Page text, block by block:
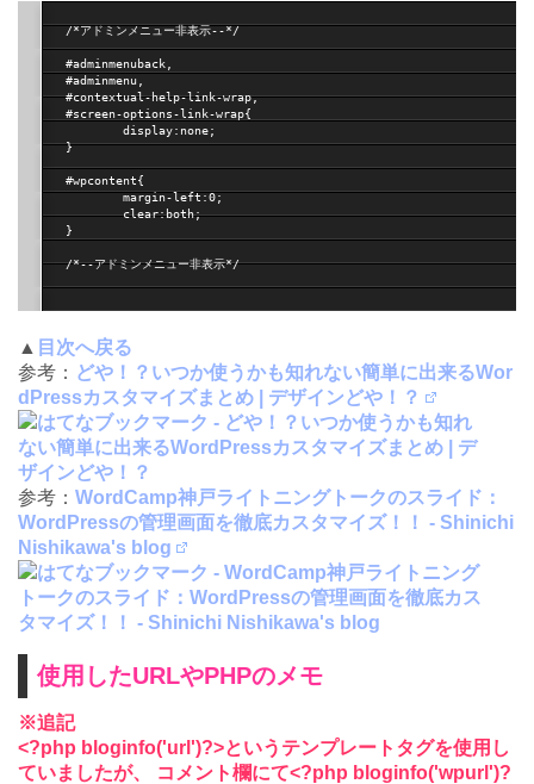
/*アドミンメニュー非表示--*/
#adminmenuback,
#adminmenu,
#contextual-help-link-wrap,
#screen-options-link-wrap{
}
#wpcontent{
	margin-left:0;
	clear:both;
}
/*--アドミンメニュー非表示*/
▲ 目次へ戻る
参考： どや！？いつか使うかも知れない簡単に出来るWor
dPressカスタマイズまとめ | デザインどや！？
参考： WordCamp神戸ライトニングトークのスライド：
WordPressの管理画面を徹底カスタマイズ！！ - Shinichi
Nishikawa's blog
使用したURLやPHPのメモ
※追記
<?php bloginfo('url')?>というテンプレートタグを使用し
ていましたが、 コメント欄にて<?php bloginfo('wpurl')?